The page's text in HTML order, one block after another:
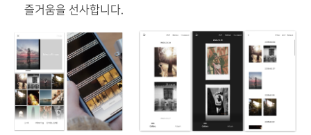
즐거움을 선사합니다.